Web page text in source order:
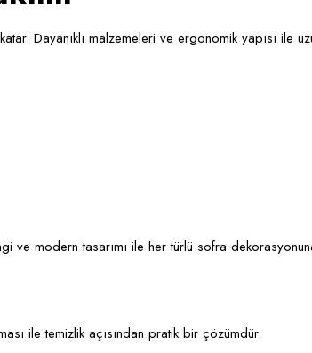
Dayanıklı malzemeleri ve ergonomik yapısı ile
ve modern tasarımı ile her türlü sofra
ile temizlik açısından pratik bir çözümdür.